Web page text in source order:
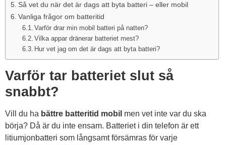
Så vet du när det är dags att byta batteri – eller mobil
Vanliga frågor om batteritid
Varför drar min mobil batteri på natten?
Vilka appar dränerar batteriet mest?
Hur vet jag om det är dags att byta batteri?
Varför tar batteriet slut så
snabbt?
Vill du ha bättre batteritid mobil men vet inte var du ska
börja? Då är du inte ensam. Batteriet i din telefon är ett
litiumjonbatteri som långsamt försämras för varje